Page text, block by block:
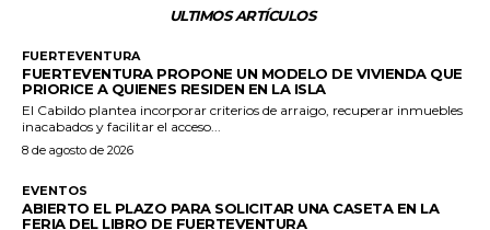
ULTIMOS ARTÍCULOS
FUERTEVENTURA
FUERTEVENTURA PROPONE UN MODELO DE VIVIENDA QUE
PRIORICE A QUIENES RESIDEN EN LA ISLA
El Cabildo plantea incorporar criterios de arraigo, recuperar inmuebles
inacabados y facilitar el acceso...
8 de agosto de 2026
EVENTOS
ABIERTO EL PLAZO PARA SOLICITAR UNA CASETA EN LA
FERIA DEL LIBRO DE FUERTEVENTURA